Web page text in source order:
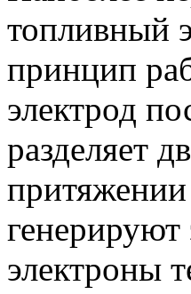
топливный
принцип
электрод
разделяет
притяжении
электроны